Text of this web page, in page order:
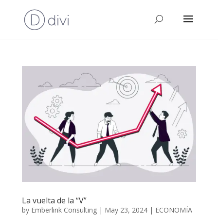
La vuelta de la “V”
by Emberlink Consulting| May 23, 2024| ECONOMÍA